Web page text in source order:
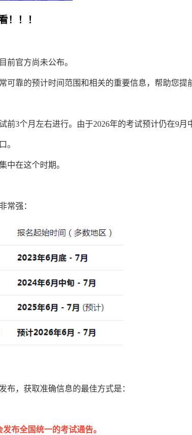
！！！
前官方尚未公布。
可靠的预计时间范围和相关的重要信息，帮助您提
前3个月左右进行。由于2026年的考试预计仍在9
。
中在这个时期。
常强：
布，获取准确信息的最佳方式是：
布全国统一的考试通告。